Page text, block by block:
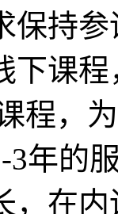
保持
下课
程，
3年的
，在